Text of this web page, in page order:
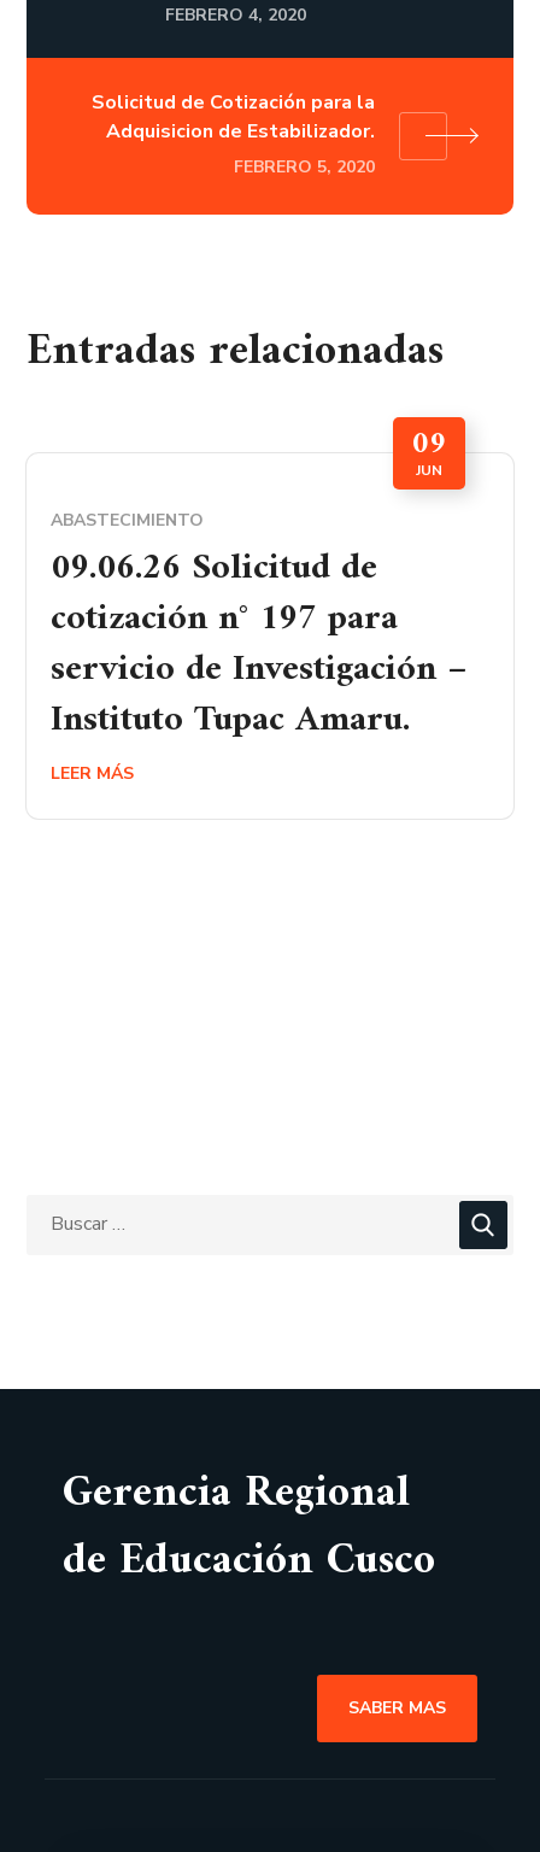
FEBRERO 4, 2020
Solicitud de Cotización para la
Adquisicion de Estabilizador.
FEBRERO 5, 2020
Entradas relacionadas
09
JUN
ABASTECIMIENTO
09.06.26 Solicitud de
cotización n° 197 para
servicio de Investigación –
Instituto Tupac Amaru.
LEER MÁS
Gerencia Regional
de Educación Cusco
SABER MAS